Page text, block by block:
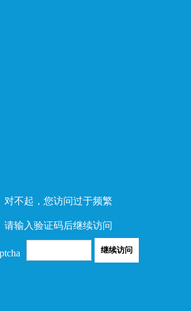
对不起，您访问过于频繁
请输入验证码后继续访问
继续访问